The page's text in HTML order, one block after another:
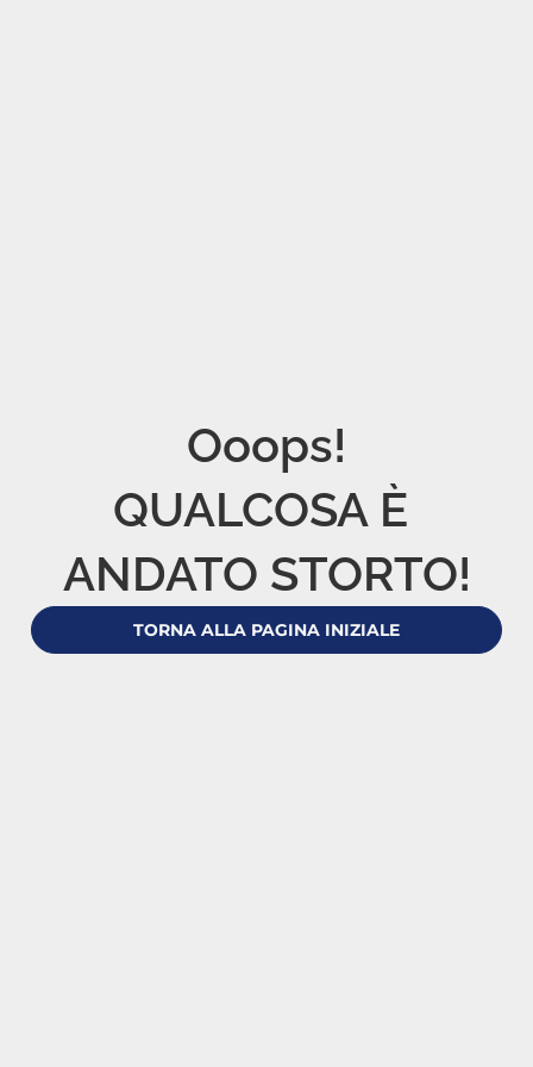
Ooops!
QUALCOSA È
ANDATO STORTO!
TORNA ALLA PAGINA INIZIALE